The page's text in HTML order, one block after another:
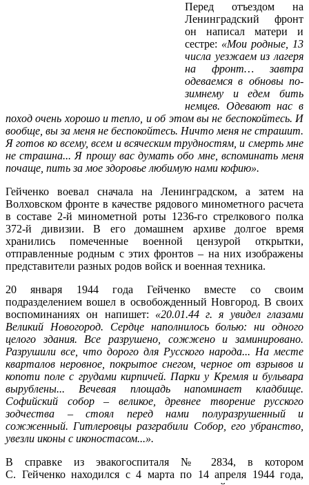
Перед отъездом на
Ленинградский фронт
он написал матери и
сестре: «Мои родные, 13
числа уезжаем из лагеря
на фронт… завтра
одеваемся в обновы по-
зимнему и едем бить
немцев. Одевают нас в
поход очень хорошо и тепло, и об этом вы не беспокойтесь. И
вообще, вы за меня не беспокойтесь. Ничто меня не страшит.
Я готов ко всему, всем и всяческим трудностям, и смерть мне
не страшна... Я прошу вас думать обо мне, вспоминать меня
почаще, пить за мое здоровье любимую нами кофию».
Гейченко воевал сначала на Ленинградском, а затем на
Волховском фронте в качестве рядового минометного расчета
в составе 2-й минометной роты 1236-го стрелкового полка
372-й дивизии. В его домашнем архиве долгое время
хранились помеченные военной цензурой открытки,
отправленные родным с этих фронтов – на них изображены
представители разных родов войск и военная техника.
20 января 1944 года Гейченко вместе со своим
подразделением вошел в освобожденный Новгород. В своих
воспоминаниях он напишет:
«20.01.44 г. я увидел глазами
Великий Новогород. Сердце наполнилось болью: ни одного
целого здания. Все разрушено, сожжено и заминировано.
Разрушили все, что дорого для Русского народа... На месте
кварталов неровное, покрытое снегом, черное от взрывов и
копоти поле с грудами кирпичей. Парки у Кремля и бульвара
вырублены... Вечевая площадь напоминает кладбище.
Софийский собор – великое, древнее творение русского
зодчества – стоял перед нами полуразрушенный и
сожженный. Гитлеровцы разграбили Собор, его убранство,
увезли иконы с иконостасом...».
В справке из эвакогоспиталя № 2834, в котором
С. Гейченко находился с 4 марта по 14 апреля 1944 года,